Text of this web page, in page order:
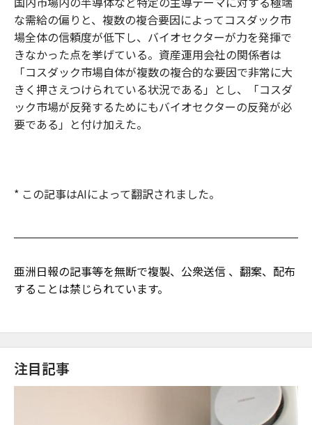
な需給の偏りと、複数の複合要因によってコスダック市
場全体の信頼度が低下し、バイオセクターが力を発揮で
きなかった点を挙げている。資産運用会社の関係者は
「コスダック市場自体が複数の複合的な要因で非常に大
きく押さえつけられている状況である」とし、「コスダ
ック市場が反発するためにもバイオセクターの反発が必
要である」と付け加えた。
* この記事はAIによって翻訳されました。
亜洲日報の記事等を無断で複製、公衆送信 、翻案、配布
することは禁じられています。
注目記事